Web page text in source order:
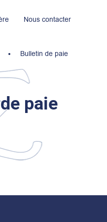
R.S.E
Nous contacter
Bulletin de paie
paie